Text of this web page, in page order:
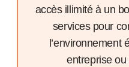
accès illimité à un
services pour
l’environnement
entreprise